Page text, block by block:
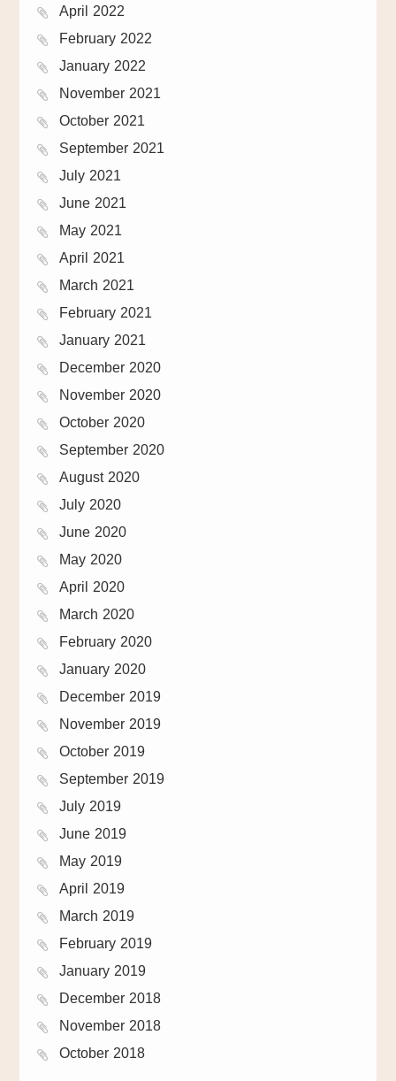
April 2022
February 2022
January 2022
November 2021
October 2021
September 2021
July 2021
June 2021
May 2021
April 2021
March 2021
February 2021
January 2021
December 2020
November 2020
October 2020
September 2020
August 2020
July 2020
June 2020
May 2020
April 2020
March 2020
February 2020
January 2020
December 2019
November 2019
October 2019
September 2019
July 2019
June 2019
May 2019
April 2019
March 2019
February 2019
January 2019
December 2018
November 2018
October 2018